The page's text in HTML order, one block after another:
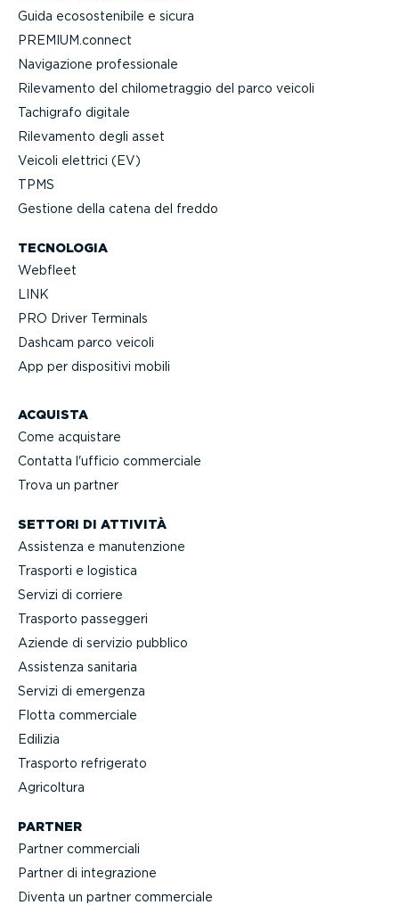
Guida ecoso­ste­nibile e sicura
PREMIUM.connect
Navigazione profes­sionale
Rilevamento del chilo­me­traggio del parco veicoli
Tachigrafo digitale
Rilevamento degli asset
Veicoli elettrici (EV)
TPMS
Gestione della catena del freddo
TECNOLOGIA
Webfleet
LINK
PRO Driver Terminals
Dashcam parco veicoli
App per dispositivi mobili
ACQUISTA
Come acquistare
Contatta l'ufficio commerciale
Trova un partner
SETTORI DI ATTIVITÀ
Assistenza e manuten­zione
Trasporti e logistica
Servizi di corriere
Trasporto passeggeri
Aziende di servizio pubblico
Assistenza sanitaria
Servizi di emergenza
Flotta commerciale
Edilizia
Trasporto refrigerato
Agricoltura
PARTNER
Partner commerciali
Partner di integra­zione
Diventa un partner commerciale